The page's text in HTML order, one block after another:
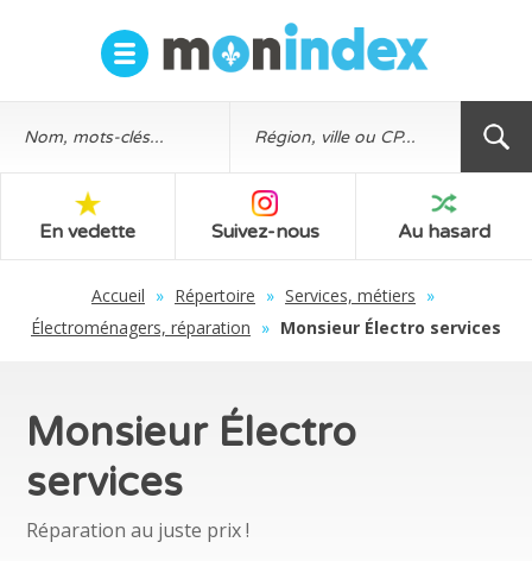
En vedette Suivez-nous Au hasard
Accueil » Répertoire » Services, métiers »
Électroménagers, réparation » Monsieur Électro services
Monsieur Électro
services
Réparation au juste prix !